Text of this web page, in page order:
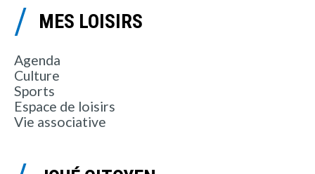
MES LOISIRS
Agenda
Culture
Sports
Espace de loisirs
Vie associative